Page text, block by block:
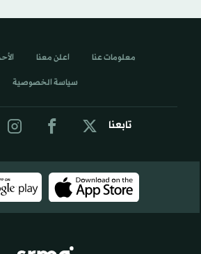
تابعنا
معلومات عنا اعلن معنا
سياسة الخصوصية